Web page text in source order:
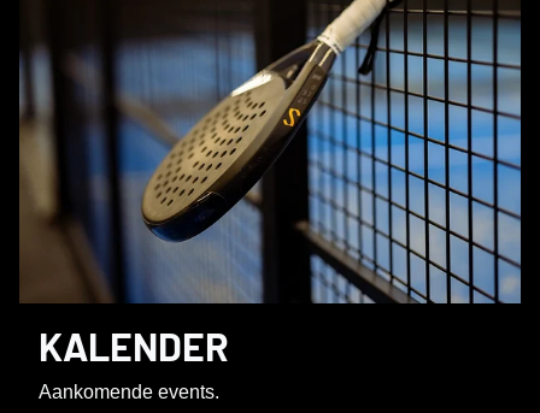
KALENDER
Aankomende events.